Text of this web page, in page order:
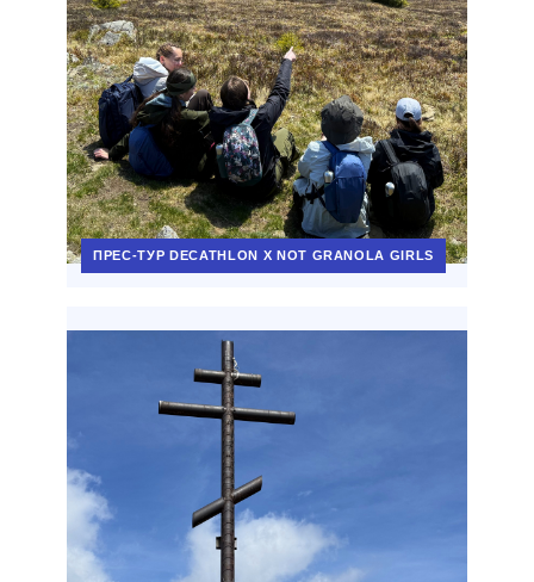
ПРЕС-ТУР DECATHLON X NOT GRANOLA GIRLS